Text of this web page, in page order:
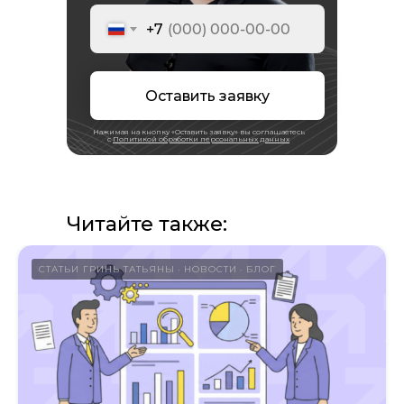
+7
Оставить заявку
Нажимая на кнопку «Оставить заявку» вы соглашаетесь
сПолитикой обработки персональных данных
Читайте также:
СТАТЬИ ГРИНЬ ТАТЬЯНЫ НОВОСТИ БЛОГ
Тендеры
Вакансии
Строительная экспертиза
Аудит
Независимая оценка
Навигация
195213, Санкт-Петербург,
пр-кт Энергетиков, д. 3 литера Б
123112, Москва, Пресненская наб., 12